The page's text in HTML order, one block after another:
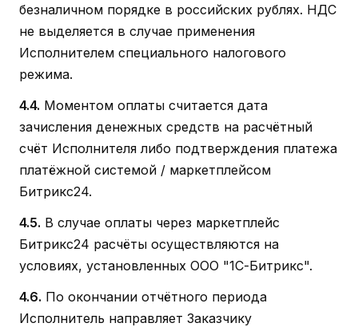
безналичном порядке в российских рублях. НДС
не выделяется в случае применения
Исполнителем специального налогового
режима.
4.4. Моментом оплаты считается дата
зачисления денежных средств на расчётный
счёт Исполнителя либо подтверждения платежа
платёжной системой / маркетплейсом
Битрикс24.
4.5. В случае оплаты через маркетплейс
Битрикс24 расчёты осуществляются на
условиях, установленных ООО "1С-Битрикс".
4.6. По окончании отчётного периода
Исполнитель направляет Заказчику